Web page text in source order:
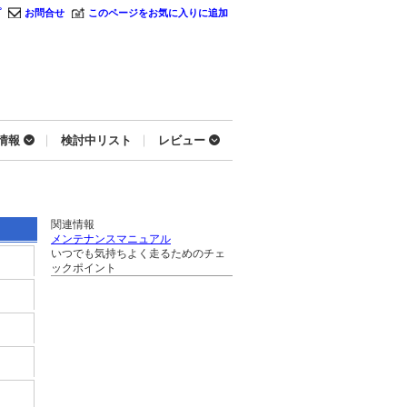
お問合せ このページをお気に入りに追加
報 検討中リスト レビュー
関連情報
メンテナンスマニュアル
いつでも気持ちよく走るためのチェ
ックポイント